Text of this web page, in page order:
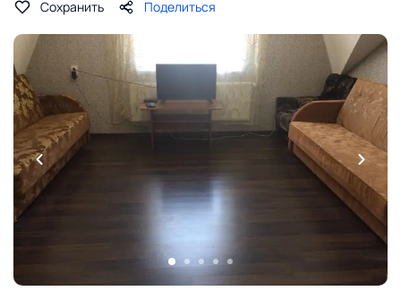
Сохранить Поделиться